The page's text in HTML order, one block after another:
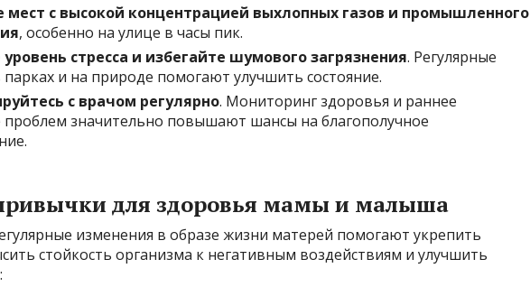
мест с высокой концентрацией выхлопных газов и промышленного
, особенно на улице в часы пик.
стресса и избегайте шумового загрязнения. Регулярные
парках и на природе помогают улучшить состояние.
с врачом регулярно. Мониторинг здоровья и раннее
проблем значительно повышают шансы на благополучное
для здоровья мамы и малыша
изменения в образе жизни матерей помогают укрепить
стойкость организма к негативным воздействиям и улучшить